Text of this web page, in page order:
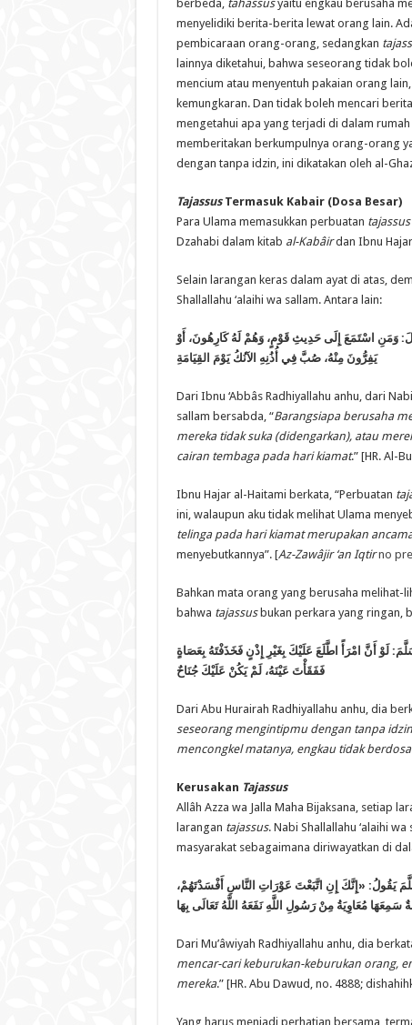
berbeda, tahassusyaitu engkau berusaha
menyelidiki berita-berita lewat orang lain.
pembicaraan orang-orang, sedangkan
lainnya diketahui, bahwa seseorang tidak
mencium atau menyentuh pakaian orang
kemungkaran. Dan tidak boleh mencari
mengetahui apa yang terjadi di dalam
memberitakan berkumpulnya orang-orang
dengan tanpa idzin, ini dikatakan oleh al-
TajassusTermasuk Kabair (Dosa Besar)
Para Ulama memasukkan perbuatan tajassus
Dzahabi dalam kitab al-Kabâirdan Ibnu
Selain larangan keras dalam ayat di atas,
Shallallahu ‘alaihi wa sallam. Antara lain:
وَمَنِ اسْتَمَعَ إِلَى حَدِيثِ قَوْمٍ، وَهُمْ لَهُ كَارِهُونَ، أَوْ
يَفِرُّونَ مِنْهُ، صُبَّ فِي أُذُنِهِ الآنُكُ يَوْمَ القِيَامَةِ
Dari Ibnu ‘Abbâs Radhiyallahu anhu, dari
sallam bersabda, “Barangsiapa berusaha
mereka tidak suka (didengarkan), atau
cairan tembaga pada hari kiamat.” [HR. Al-
Ibnu Hajar al-Haitami berkata, “Perbuatan
ini, walaupun aku tidak melihat Ulama
telinga pada hari kiamat merupakan
menyebutkannya”. [Az-Zawâjir ‘an Iqtir no
Bahkan mata orang yang berusaha melihat-
bahwa tajassusbukan perkara yang ringan,
لَوْ أَنَّ امْرَأً اطَّلَعَ عَلَيْكَ بِغَيْرِ إِذْنٍ فَخَذَفْتَهُ بِعَصَاةٍ
فَفَقَأْتَ عَيْنَهُ، لَمْ يَكُنْ عَلَيْكَ جُنَاحٌ
Dari Abu Hurairah Radhiyallahu anhu, dia
seseorang mengintipmu dengan tanpa
mencongkel matanya, engkau tidak
Kerusakan Tajassus
Allâh Azza wa Jalla Maha Bijaksana, setiap
larangan tajassus. Nabi Shallallahu ‘alaihi
masyarakat sebagaimana diriwayatkan di
يَقُولُ: «إِنَّكَ إِنِ اتَّبَعْتَ عَوْرَاتِ النَّاسِ أَفْسَدْتَهُمْ،
مُعَاوِيَةُ مِنْ رَسُولِ اللَّهِ نَفَعَهُ اللَّهُ تَعَالَى بِهَا
Dari Mu’âwiyah Radhiyallahu anhu, dia
mencar-cari keburukan-keburukan orang,
mereka.” [HR. Abu Dawud, no. 4888;
Yang harus menjadi perhatian bersama,